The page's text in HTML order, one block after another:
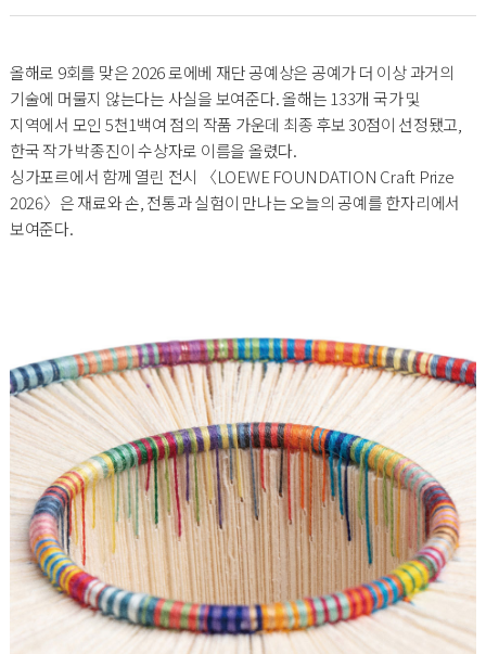
올해로 9회를 맞은 2026 로에베 재단 공예상은 공예가 더 이상 과거의
기술에 머물지 않는다는 사실을 보여준다. 올해는 133개 국가 및
지역에서 모인 5천1백여 점의 작품 가운데 최종 후보 30점이 선정됐고,
한국 작가 박종진이 수상자로 이름을 올렸다.
싱가포르에서 함께 열린 전시 〈LOEWE FOUNDATION Craft Prize
2026〉은 재료와 손, 전통과 실험이 만나는 오늘의 공예를 한자리에서
보여준다.